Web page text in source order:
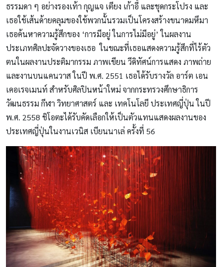
ธรรมดา ๆ อย่างรองเท้า กุญแจ เตียง เก้าอี้ และชุดกระโปรง และ
เธอใช้เส้นด้ายคลุมของใช้พวกนั้นรวมเป็นโครงสร้างขนาดมหึมา
เธอค้นหาความรู้สึกของ ‘การมีอยู่ ในการไม่มีอยู่’ ในผลงาน
ประเภทศิลปะจัดวางของเธอ ในขณะที่เธอแสดงความรู้สึกที่ไร้ตัว
ตนในผลงานประติมากรรม ภาพเขียน วีดิทัศน์การแสดง ภาพถ่าย
และงานบนแคนวาส ในปี พ.ศ. 2551 เธอได้รับรางวัล อาร์ต เอน
เคอเรจเมนท์ สำหรับศิลปินหน้าใหม่ จากกระทรวงศึกษาธิการ
วัฒนธรรม กีฬา วิทยาศาสตร์ และ เทคโนโลยี ประเทศญี่ปุ่น ในปี
พ.ศ. 2558 ชิโอตะได้รับคัดเลือกให้เป็นตัวแทนแสดงผลงานของ
ประเทศญี่ปุ่นในงานเวนิส เบียนนาเล่ ครั้งที่ 56